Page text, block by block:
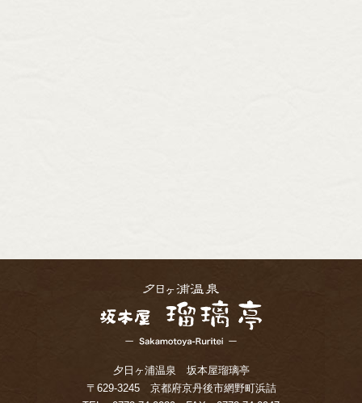
夕日ヶ浦温泉 坂本屋瑠璃亭
〒629-3245 京都府京丹後市網野町浜詰